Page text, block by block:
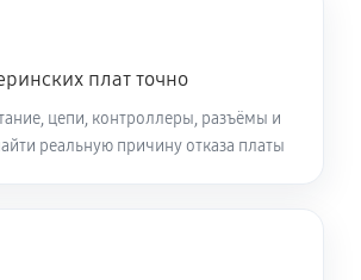
плат точно
цепи, контроллеры, разъёмы и
реальную причину отказа платы